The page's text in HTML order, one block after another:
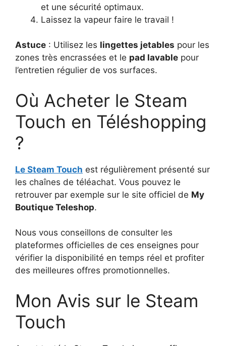
et une sécurité optimaux.
Laissez la vapeur faire le travail !
Astuce : Utilisez les lingettes jetables pour les
zones très encrassées et le pad lavable pour
l’entretien régulier de vos surfaces.
Où Acheter le Steam
Touch en Téléshopping
?
Le Steam Touch est régulièrement présenté sur
les chaînes de téléachat. Vous pouvez le
retrouver par exemple sur le site officiel de My
Boutique Teleshop.
Nous vous conseillons de consulter les
plateformes officielles de ces enseignes pour
vérifier la disponibilité en temps réel et profiter
des meilleures offres promotionnelles.
Mon Avis sur le Steam
Touch